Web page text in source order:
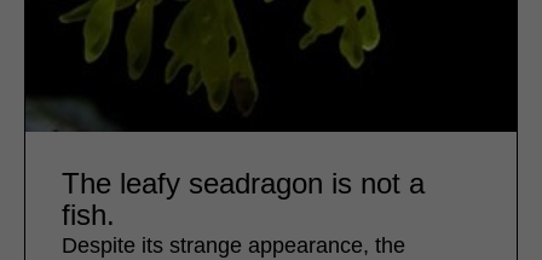
The leafy seadragon is not a
fish.
Despite its strange appearance, the